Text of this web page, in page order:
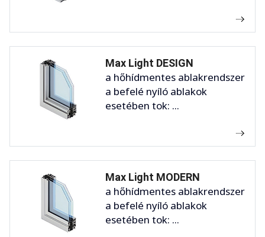
Max Light DESIGN
a hőhídmentes ablakrendszer
a befelé nyíló ablakok
esetében tok: ...
Max Light MODERN
a hőhídmentes ablakrendszer
a befelé nyíló ablakok
esetében tok: ...